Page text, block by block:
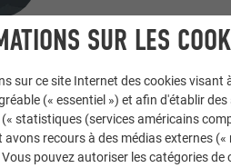
Zone de pose
SUR LES
sur ce site Internet des cookies visant
(« essentiel ») et afin d'établir
statistiques (services américains
avons recours à des médias externes
pouvez autoriser les catégories